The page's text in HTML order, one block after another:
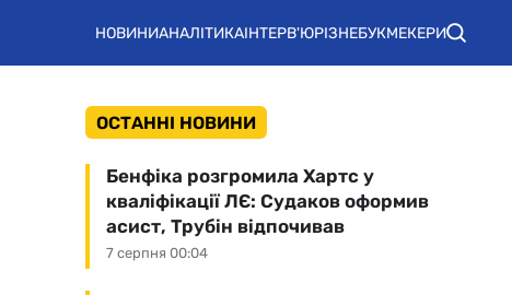
НОВИНИАНАЛІТИКАІНТЕРВ'ЮРІЗНЕБУКМЕКЕРИ
ОСТАННІ НОВИНИ
7 серпня 00:04
Бенфіка розгромила Хартс у
кваліфікації ЛЄ: Судаков оформив
асист, Трубін відпочивав